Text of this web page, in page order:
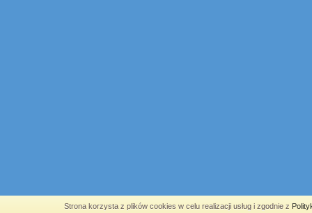
Strona korzysta z plików cookies w celu realizacji usług i zgodnie z